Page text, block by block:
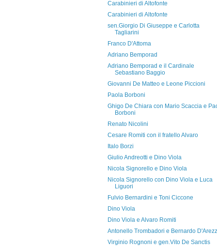
Carabinieri di Altofonte
Carabinieri di Altofonte
sen.Giorgio Di Giuseppe e Carlotta
Tagliarini
Franco D'Attoma
Adriano Bemporad
Adriano Bemporad e il Cardinale
Sebastiano Baggio
Giovanni De Matteo e Leone Piccioni
Paola Borboni
Ghigo De Chiara con Mario Scaccia e
Borboni
Renato Nicolini
Cesare Romiti con il fratello Alvaro
Italo Borzi
Giulio Andreotti e Dino Viola
Nicola Signorello e Dino Viola
Nicola Signorello con Dino Viola e Luca
Liguori
Fulvio Bernardini e Toni Ciccone
Dino Viola
Dino Viola e Alvaro Romiti
Antonello Trombadori e Bernardo
Virginio Rognoni e gen.Vito De Sanctis